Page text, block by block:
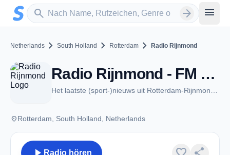
Zum Hauptinhalt springen
search
Sender suchen arrow_forward menu
Netherlands chevron_right South Holland chevron_right Rotterdam chevron_right Radio Rijnmond
Radio Rijnmond - FM 93.4 - Rotterdam
placeRotterdam, South Holland, Netherlands
Radio hören